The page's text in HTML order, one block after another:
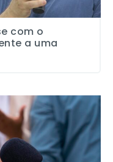
com o
a uma
jornalistas é garantir a